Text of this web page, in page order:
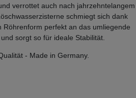
verrottet auch nach jahrzehntelangem
schmiegt sich dank
Röhrenform perfekt an das umliegende
sorgt so für ideale Stabilität.
- Made in Germany.